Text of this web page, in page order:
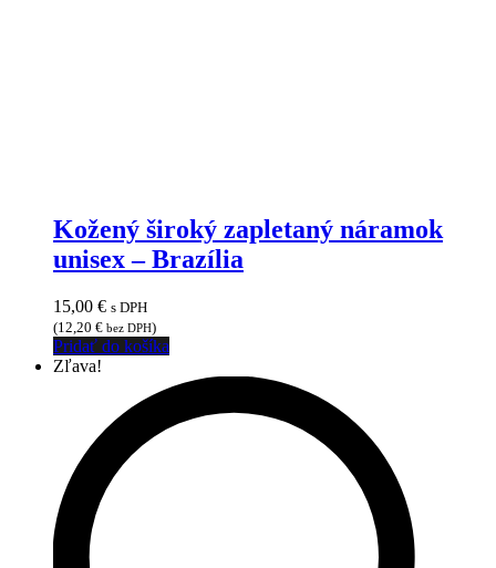
Kožený široký zapletaný náramok
unisex – Brazília
15,00 € s DPH
(12,20 € bez DPH)
Pridať do košíka
Zľava!